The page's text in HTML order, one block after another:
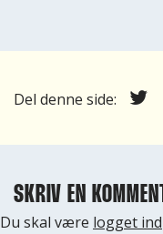
Del denne side:
SKRIV EN
Du skal være logget ind